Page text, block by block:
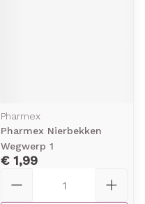
Pharmex
Pharmex Nierbekken
Wegwerp 1
€ 1,99